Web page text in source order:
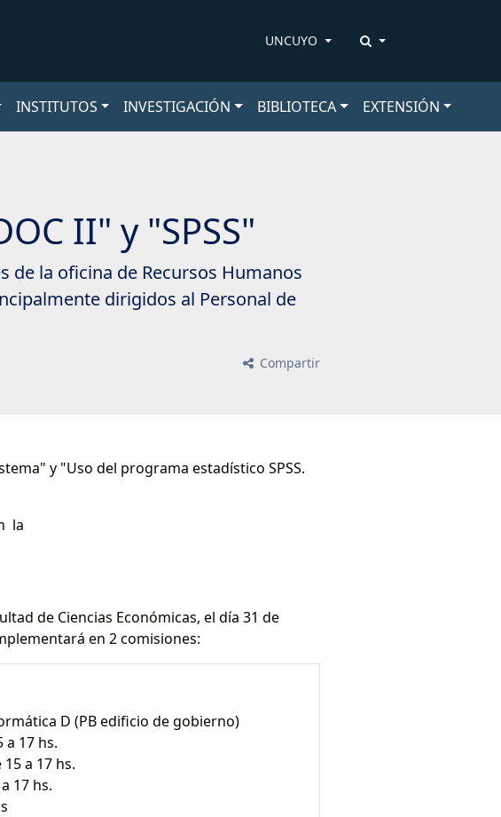
UNCUYO
INSTITUTOS INVESTIGACIÓN BIBLIOTECA EXTENSIÓN
II" y "SPSS"
de la oficina de Recursos Humanos
dirigidos al Personal de
Compartir
y "Uso del programa estadístico SPSS.
la
de Ciencias Económicas, el día 31 de
en 2 comisiones:
D (PB edificio de gobierno)
a 17 hs.
a 17 hs.
17 hs.